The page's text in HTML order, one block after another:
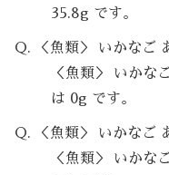
35.8g です。
Q. ＜魚類＞ いかなご
＜魚類＞ いかな
は 0g です。
Q. ＜魚類＞ いかなご
＜魚類＞ いかな